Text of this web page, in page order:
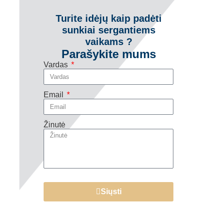
Turite idėjų kaip padėti
sunkiai sergantiems
vaikams ?
Parašykite mums
Vardas
Email
Žinutė
Siųsti